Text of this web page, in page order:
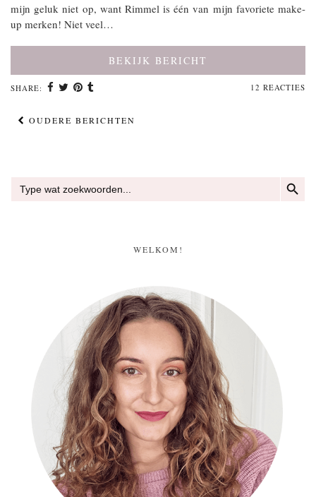
mijn geluk niet op, want Rimmel is één van mijn favoriete make-
up merken! Niet veel…
BEKIJK BERICHT
SHARE: 12 REACTIES
OUDERE BERICHTEN
naar:
WELKOM!